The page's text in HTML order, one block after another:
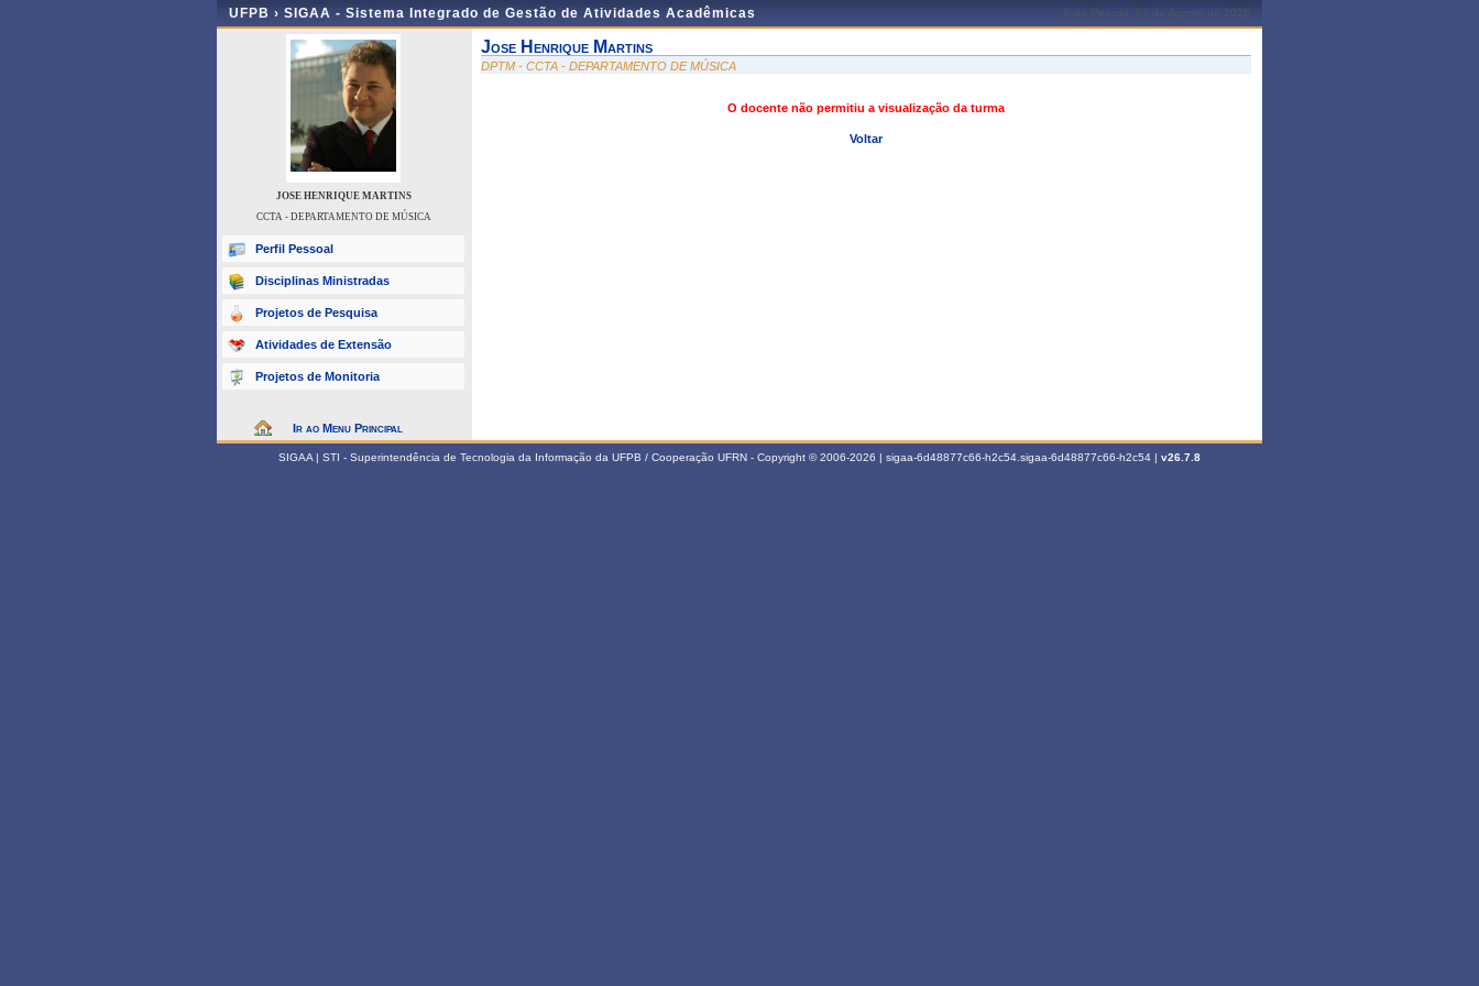
UFPB › SIGAA - Sistema Integrado de Gestão de Atividades Acadêmicas João Pessoa, 07 de Agosto de 2026
JOSE HENRIQUE MARTINS
CCTA - DEPARTAMENTO DE MÚSICA
Perfil Pessoal
Disciplinas Ministradas
Projetos de Pesquisa
Atividades de Extensão
Projetos de Monitoria
Ir ao Menu Principal
Jose Henrique Martins
DPTM - CCTA - DEPARTAMENTO DE MÚSICA
O docente não permitiu a visualização da turma
Voltar
SIGAA | STI - Superintendência de Tecnologia da Informação da UFPB / Cooperação UFRN - Copyright © 2006-2026 | sigaa-6d48877c66-h2c54.sigaa-6d48877c66-h2c54 | v26.7.8